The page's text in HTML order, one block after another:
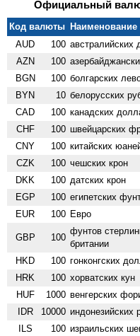
Официальный
Код валюты Наименование
AUD
100 австралийских
AZN 100
BGN 100 болгарских
BYN 10 белорусских
CAD 100 канадских
CHF 100 швейцарских
CNY 100 китайских
CZK 100 чешских крон
DKK 100 датских крон
EGP 100 египетских
EUR 100 Евро
GBP 100
фунтов
британии
HKD 100 гонконгских
HRK 100 хорватских кун
HUF 1000 венгерских
IDR 10000 индонезийских
ILS 100 израильских